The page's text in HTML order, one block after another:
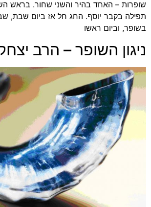
שופרות – האחד בהיר והשני שחור. בראש
תפילה בקבר יוסף. החג חל אז ביום שבת,
בשופר, וביום ראשו
ניגון השופר – הרב